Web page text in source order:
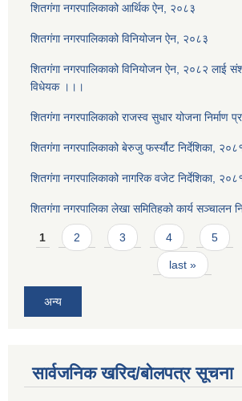
शितगंगा नगरपालिकाको आर्थिक ऐन, २०८३
शितगंगा नगरपालिकाको विनियोजन ऐन, २०८३
शितगंगा नगरपालिकाको विनियोजन ऐन, २०८२ लाई
विधेयक ।।।
शितगंगा नगरपालिकाको राजस्व सुधार योजना निर्माण
शितगंगा नगरपालिकाको बेरुजु फर्स्यौट निर्देशिका,
शितगंगा नगरपालिकाको नागरिक वजेट निर्देशिका,
शितगंगा नगरपालिका लेखा समितिहको कार्य सञ्चालन
Pages
1 2 3 4 5
last »
अन्य
सार्वजनिक खरिद/बोलपत्र सूचना